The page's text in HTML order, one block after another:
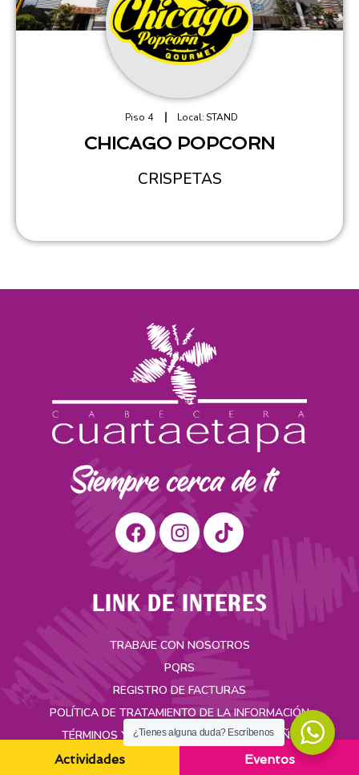
Piso 4 Local:STAND
CHICAGO POPCORN
CRISPETAS
LINK DE INTERES
TRABAJE CON NOSOTROS
PQRS
REGISTRO DE FACTURAS
POLÍTICA DE TRATAMIENTO DE LA INFORMACIÓN
TÉRMINOS Y CONDICIONES DE LA CAMPAÑA
Actividades Eventos
¿Tienes alguna duda? Escríbenos